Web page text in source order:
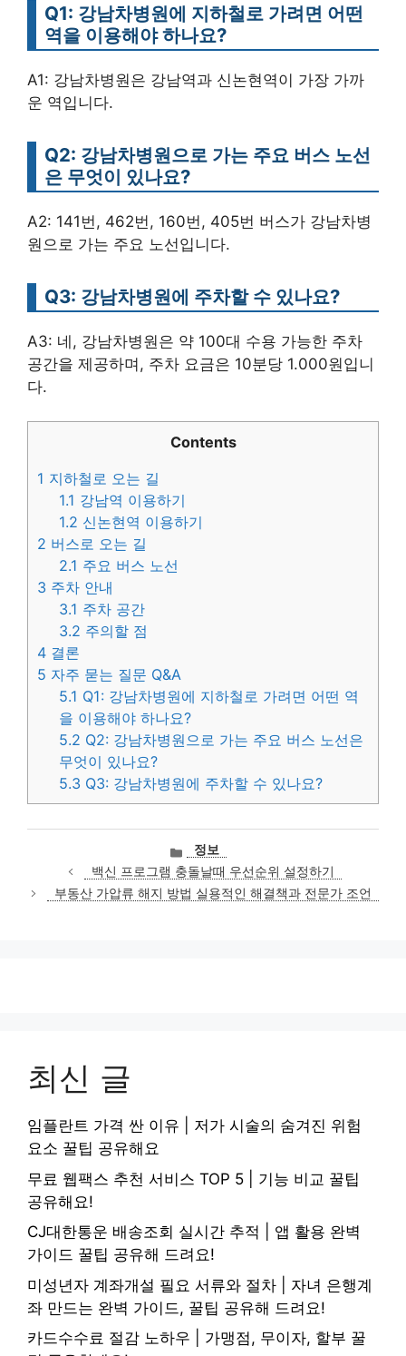
Q1: 강남차병원에 지하철로 가려면 어떤
역을 이용해야 하나요?
A1: 강남차병원은 강남역과 신논현역이 가장 가까
운 역입니다.
Q2: 강남차병원으로 가는 주요 버스 노선
은 무엇이 있나요?
A2: 141번, 462번, 160번, 405번 버스가 강남차병
원으로 가는 주요 노선입니다.
Q3: 강남차병원에 주차할 수 있나요?
A3: 네, 강남차병원은 약 100대 수용 가능한 주차
공간을 제공하며, 주차 요금은 10분당 1.000원입니
다.
Contents
1 지하철로 오는 길
1.1 강남역 이용하기
1.2 신논현역 이용하기
2 버스로 오는 길
2.1 주요 버스 노선
3 주차 안내
3.1 주차 공간
3.2 주의할 점
4 결론
5 자주 묻는 질문 Q&A
5.1 Q1: 강남차병원에 지하철로 가려면 어떤 역
을 이용해야 하나요?
5.2 Q2: 강남차병원으로 가는 주요 버스 노선은
무엇이 있나요?
5.3 Q3: 강남차병원에 주차할 수 있나요?
카
테
고
리
정보
백신 프로그램 충돌날때 우선순위 설정하기
부동산 가압류 해지 방법 실용적인 해결책과 전문가 조언
최신 글
임플란트 가격 싼 이유 | 저가 시술의 숨겨진 위험
요소 꿀팁 공유해요
무료 웹팩스 추천 서비스 TOP 5 | 기능 비교 꿀팁
공유해요!
CJ대한통운 배송조회 실시간 추적 | 앱 활용 완벽
가이드 꿀팁 공유해 드려요!
미성년자 계좌개설 필요 서류와 절차 | 자녀 은행계
좌 만드는 완벽 가이드, 꿀팁 공유해 드려요!
카드수수료 절감 노하우 | 가맹점, 무이자, 할부 꿀